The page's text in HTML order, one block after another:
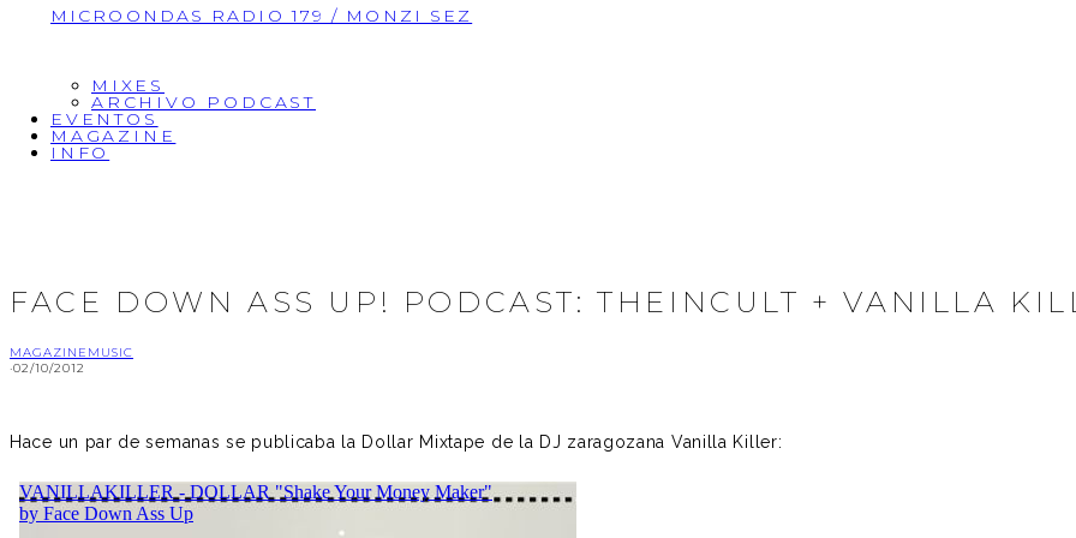
MICROONDAS RADIO 179 / MONZI SEZ
MIXES
ARCHIVO PODCAST
EVENTOS
MAGAZINE
INFO
FACE DOWN ASS UP! PODCAST: THEINCULT + VANILLA
MAGAZINE MUSIC
·02/10/2012
Hace un par de semanas se publicaba la Dollar Mixtape de la DJ zaragozana Vanilla Killer: